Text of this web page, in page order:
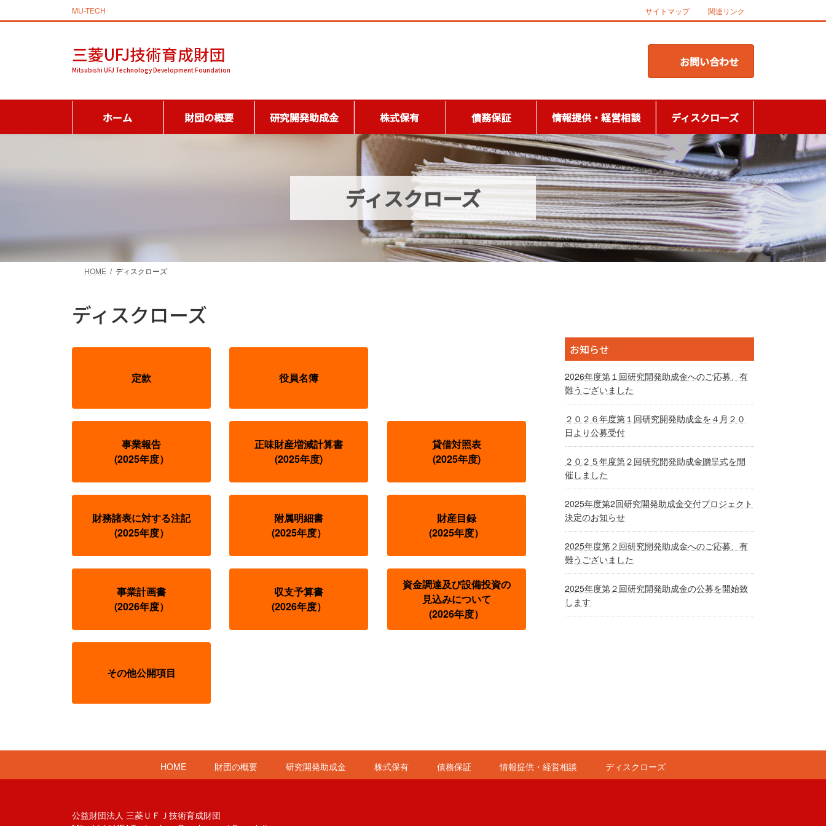
ン
ビ
MU-TECH サイトマップ 関連リンク
三菱UFJ技術育成財団
Mitsubishi UFJ Technology Development Foundation
お問い合わせ
ホーム 財団の概要 研究開発助成金 株式保有 債務保証 情報提供・経営相談 ディスクローズ
ディスクローズ
HOME ディスクローズ
ディスクローズ
定款 役員名簿
事業報告
(2025年度）
正味財産増減計算書
(2025年度)
貸借対照表
(2025年度)
財務諸表に対する注記
(2025年度）
附属明細書
(2025年度）
財産目録
(2025年度）
事業計画書
(2026年度）
収支予算書
(2026年度）
資金調達及び設備投資の
見込みについて
(2026年度）
その他公開項目
お知らせ
2026年度第１回研究開発助成金へのご応募、有
難うございました
２０２６年度第１回研究開発助成金を４月２０
日より公募受付
２０２５年度第２回研究開発助成金贈呈式を開
催しました
2025年度第2回研究開発助成金交付プロジェクト
決定のお知らせ
2025年度第２回研究開発助成金へのご応募、有
難うございました
2025年度第２回研究開発助成金の公募を開始致
します
HOME 財団の概要 研究開発助成金 株式保有 債務保証 情報提供・経営相談 ディスクローズ
公益財団法人 三菱ＵＦＪ技術育成財団